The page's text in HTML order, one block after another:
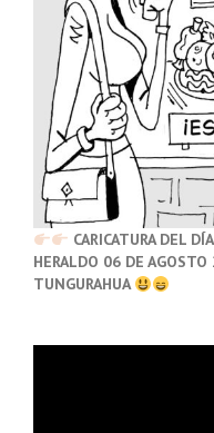
CARICATURA DEL
HERALDO 06 DE
TUNGURAHUA